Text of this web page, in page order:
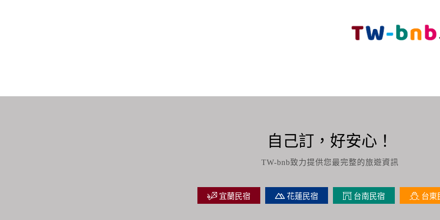
自己訂，好安心！
TW-bnb致力提供您最完整的旅遊資訊
宜蘭民宿 花蓮民宿 台南民宿 台東